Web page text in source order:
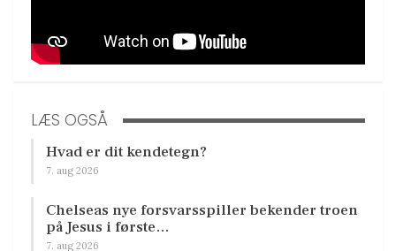
LÆS OGSÅ
Hvad er dit kendetegn?
7. aug 2026
Chelseas nye forsvarsspiller bekender troen
på Jesus i første…
7. aug 2026